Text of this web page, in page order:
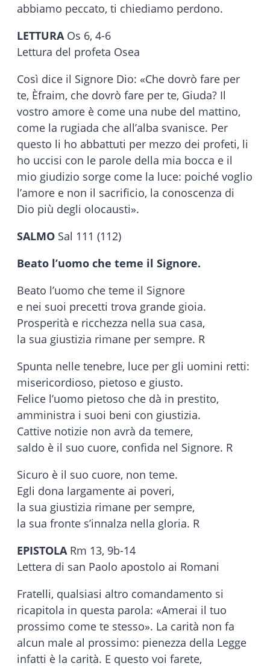
abbiamo peccato, ti chiediamo perdono.
LETTURAOs 6, 4-6
Lettura del profeta Osea
Così dice il Signore Dio: «Che dovrò fare per
te, Èfraim, che dovrò fare per te, Giuda? Il
vostro amore è come una nube del mattino,
come la rugiada che all’alba svanisce. Per
questo li ho abbattuti per mezzo dei profeti, li
ho uccisi con le parole della mia bocca e il
mio giudizio sorge come la luce: poiché voglio
l’amore e non il sacrificio, la conoscenza di
Dio più degli olocausti».
SALMO Sal 111 (112)
Beato l’uomo che teme il Signore.
Beato l’uomo che teme il Signore
e nei suoi precetti trova grande gioia.
Prosperità e ricchezza nella sua casa,
la sua giustizia rimane per sempre. R
Spunta nelle tenebre, luce per gli uomini retti:
misericordioso, pietoso e giusto.
Felice l’uomo pietoso che dà in prestito,
amministra i suoi beni con giustizia.
Cattive notizie non avrà da temere,
saldo è il suo cuore, confida nel Signore. R
Sicuro è il suo cuore, non teme.
Egli dona largamente ai poveri,
la sua giustizia rimane per sempre,
la sua fronte s’innalza nella gloria. R
EPISTOLARm 13, 9b-14
Lettera di san Paolo apostolo ai Romani
Fratelli, qualsiasi altro comandamento si
ricapitola in questa parola: «Amerai il tuo
prossimo come te stesso». La carità non fa
alcun male al prossimo: pienezza della Legge
infatti è la carità. E questo voi farete,